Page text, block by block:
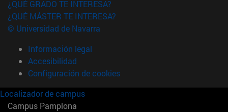
¿QUÉ GRADO TE INTERESA?
¿QUÉ MÁSTER TE INTERESA?
© Universidad de Navarra
Información legal
Accesibilidad
Configuración de cookies
Localizador de campus
Campus Pamplona